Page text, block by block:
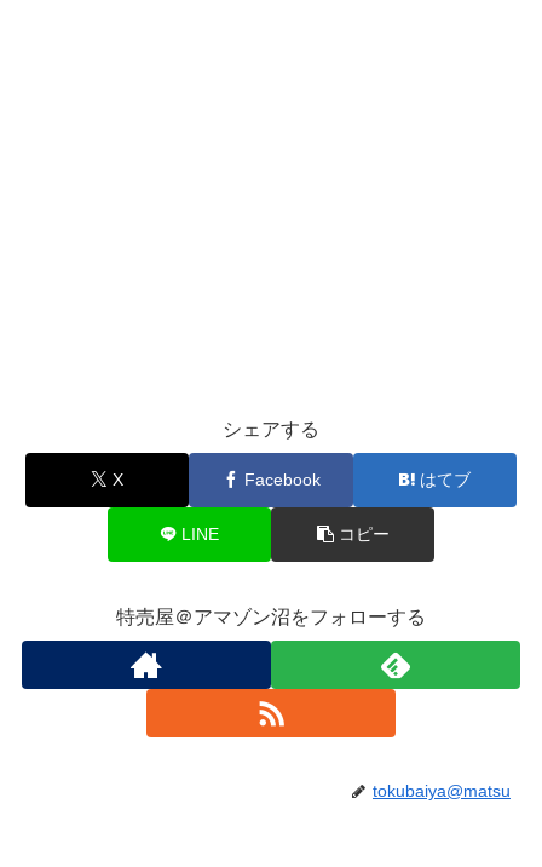
シェアする
X Facebook はてブ
LINE コピー
特売屋＠アマゾン沼をフォローする
tokubaiya@matsu